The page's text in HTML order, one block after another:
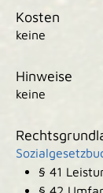
Kosten
keine
Hinweise
keine
§ 41